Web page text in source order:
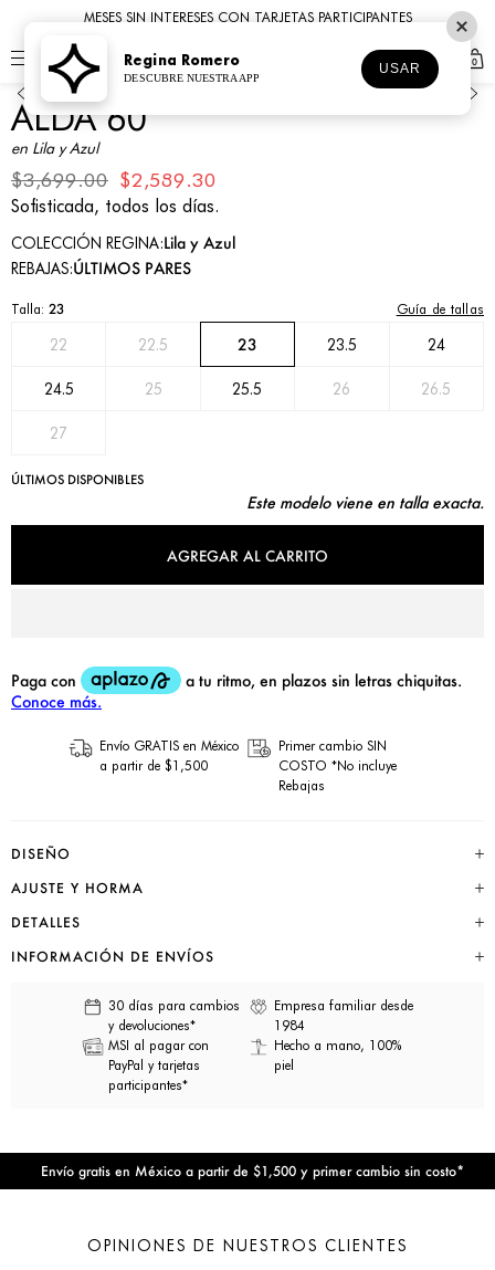
MESES SIN INTERESES CON TARJETAS PARTICIPANTES
0
1 2 3 4
ALDA 60
en Lila y Azul
$3,699.00 $2,589.30
Sofisticada, todos los días.
COLECCIÓN REGINA:Lila y Azul
REBAJAS:ÚLTIMOS PARES
Talla: 23 Guía de tallas
22 22.5 23 23.5 24
24.5 25 25.5 26 26.5
27
ÚLTIMOS DISPONIBLES
Este modelo viene en talla exacta.
AGREGAR AL CARRITO
Envío GRATIS en México
a partir de $1,500
Primer cambio SIN
COSTO *No incluye
Rebajas
DISEÑO
AJUSTE Y HORMA
DETALLES
INFORMACIÓN DE ENVÍOS
30 días para cambios
y devoluciones*
Empresa familiar desde
1984
MSI al pagar con
PayPal y tarjetas
participantes*
Hecho a mano, 100%
piel
Envío gratis en México a partir de $1,500 y primer cambio sin costo*
OPINIONES DE NUESTROS CLIENTES
Regina Romero
DESCUBRE NUESTRA APP
USAR